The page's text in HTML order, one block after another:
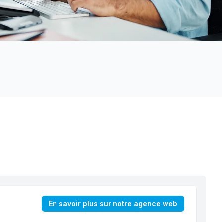
En savoir plus sur notre agence web